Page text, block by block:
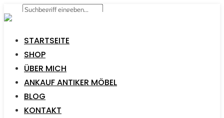
STARTSEITE
SHOP
ÜBER MICH
ANKAUF ANTIKER MÖBEL
BLOG
KONTAKT